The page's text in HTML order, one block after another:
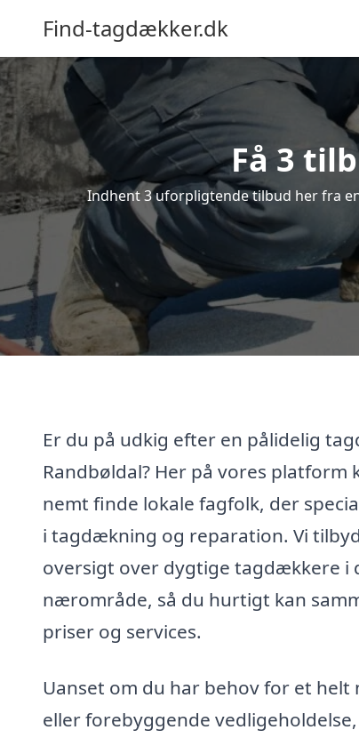
Find-tagdækker.dk
Få 3
Indhent 3 uforpligtende tilbud her fra
Er du på udkig efter en pålidelig
Randbøldal? Her på vores platform
nemt finde lokale fagfolk, der
i tagdækning og reparation. Vi
oversigt over dygtige tagdækkere i
nærområde, så du hurtigt kan
priser og services.
Uanset om du har behov for et helt
eller forebyggende